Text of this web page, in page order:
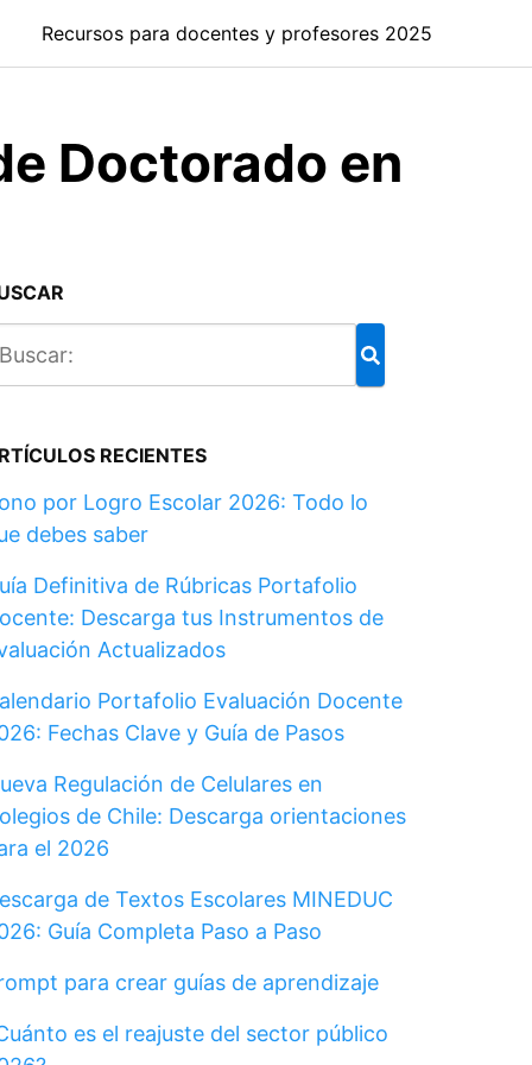
Recursos para docentes y profesores 2025
Doctorado en
RECIENTES
por Logro Escolar 2026: Todo lo
debes saber
Definitiva de Rúbricas Portafolio
Descarga tus Instrumentos de
Actualizados
Portafolio Evaluación Docente
Fechas Clave y Guía de Pasos
Regulación de Celulares en
de Chile: Descarga orientaciones
el 2026
de Textos Escolares MINEDUC
Guía Completa Paso a Paso
para crear guías de aprendizaje
es el reajuste del sector público